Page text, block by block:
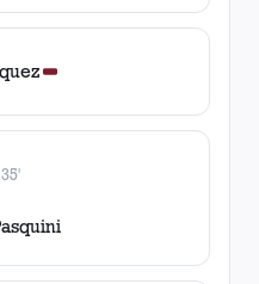
35'